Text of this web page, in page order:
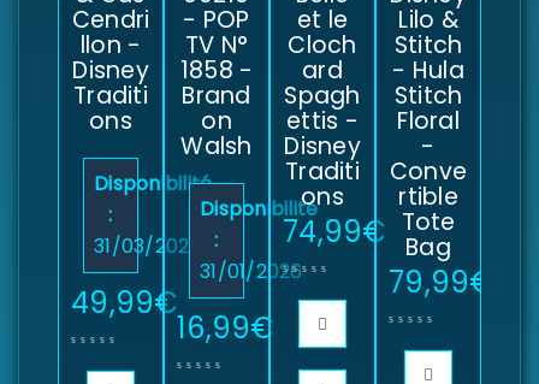
Cendri
llon -
Disney
Traditi
ons
Disponibilité
:
31/03/2026
49,99€
- POP
TV N°
1858 -
Brand
on
Walsh
Disponibilité
:
31/01/2026
16,99€
et le
Cloch
ard
Spagh
ettis -
Disney
Traditi
ons
74,99€
Lilo &
Stitch
- Hula
Stitch
Floral
-
Conve
rtible
Tote
Bag
79,99€